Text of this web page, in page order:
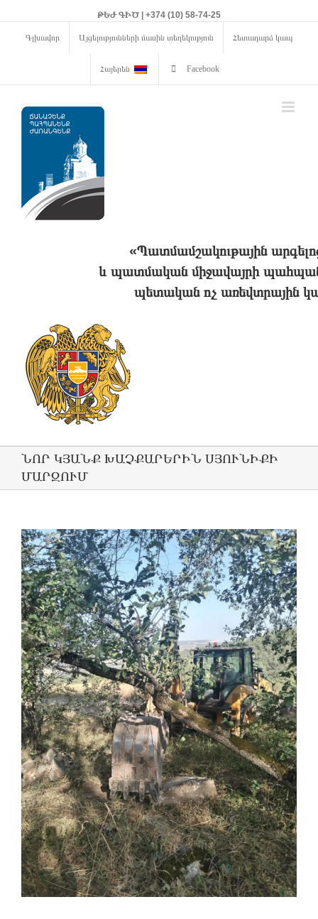
ԹԵԺ ԳԻԾ | +374 (10) 58-74-25
Գլխավոր Այցելությունների մասին տեղեկություն Հետադարձ կապ
Հայերեն Facebook
«Պատմամշակութային
և պատմական միջավայրի
պետական ոչ առեվտրային
ՆՈՐ ԿՅԱՆՔ ԽԱՉՔԱՐԵՐԻՆ ՍՅՈՒՆԻՔԻ
ՄԱՐԶՈՒՄ
View
Larger
Image